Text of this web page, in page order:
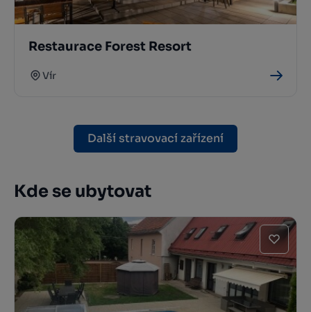
Restaurace Forest Resort
Vír
Další stravovací zařízení
Kde se ubytovat